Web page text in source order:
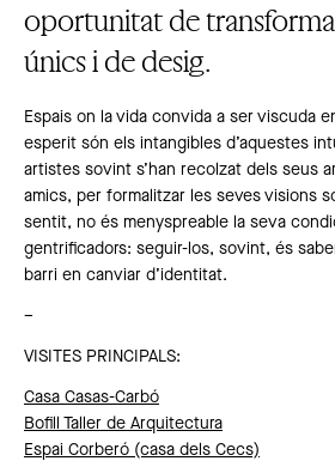
oportunitat de
únics i de desig.
Espais on la vida convida a ser viscuda
esperit són els intangibles d’aquestes
artistes sovint s’han recolzat dels seus
amics, per formalitzar les seves visions
sentit, no és menyspreable la seva
gentrificadors: seguir-los, sovint, és
barri en canviar d’identitat.
–
VISITES PRINCIPALS:
Casa Casas-Carbó
Bofill Taller de Arquitectura
Espai Corberó (casa dels Cecs)